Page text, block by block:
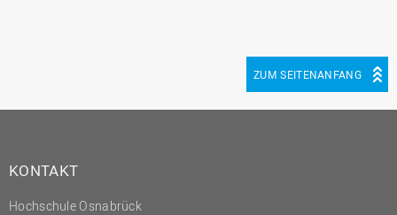
ZUM SEITENANFANG
KONTAKT
Hochschule Osnabrück